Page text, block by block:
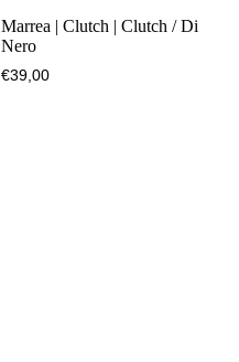
Marrea | Clutch | Clutch / Di
Nero
€39,00